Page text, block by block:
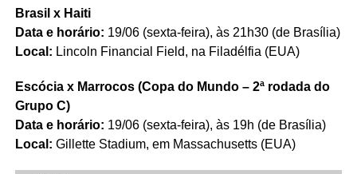
Brasil x Haiti
Data e horário: 19/06 (sexta-feira), às 21h30 (de Brasília)
Local: Lincoln Financial Field, na Filadélfia (EUA)
Escócia x Marrocos (Copa do Mundo – 2ª rodada do
Grupo C)
Data e horário: 19/06 (sexta-feira), às 19h (de Brasília)
Local: Gillette Stadium, em Massachusetts (EUA)